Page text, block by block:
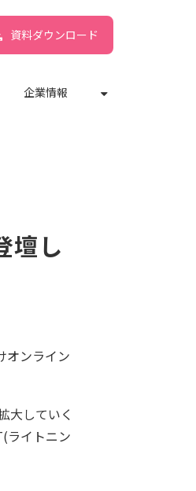
資料ダウンロード
企業情報
壇し
オンライン
大していく
ライトニン